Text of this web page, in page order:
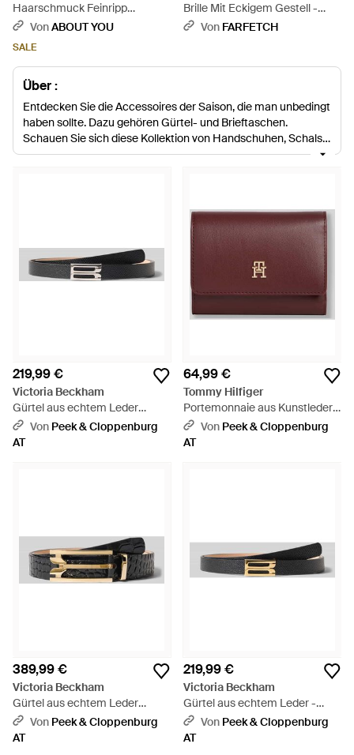
Haarschmuck Feinripp
Haarband Gedreht - Natur
VonABOUT YOU
SALE
Brille Mit Eckigem Gestell -
GrauVon FARFETCH
Über :
Entdecken Sie die Accessoires der Saison, die man unbedingt
haben sollte. Dazu gehören Gürtel- und Brieftaschen.
Schauen Sie sich diese Kollektion von Handschuhen, Schals,
Hüten und Regenschirmen an und verleihen Sie Ihrer
sich um Aviator-, Katzenaugen- oder runde Modelle handelt.
Schauen Sie sich die Uhren von Marc by Marc Jacobs,
Michael Kors und Nixon an und verleihen Sie jedem Look
einen aufregenden Akzent und runden Sie alles mit
auffälligem Haarschmuck ab.
219,99 €
Victoria Beckham
Gürtel aus echtem Leder
Modell 'Dorian' - Schwarz
Von Peek & Cloppenburg
AT
64,99 €
Tommy Hilfiger
Portemonnaie aus Kunstleder
mit Logo-Detail - Lila
Von Peek & Cloppenburg
AT
389,99 €
Victoria Beckham
Gürtel aus echtem Leder
Modell 'Dorian' - Schwarz
Von Peek & Cloppenburg
AT
219,99 €
Victoria Beckham
Gürtel aus echtem Leder -
Schwarz
Von Peek & Cloppenburg
AT